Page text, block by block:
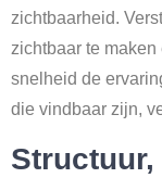
zichtbaarheid.
zichtbaar te
snelheid de
die vindbaar zijn,